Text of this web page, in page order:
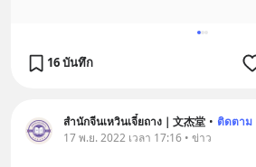
16 บันทึก
สำนักจีนเหวินเจี๋ยถาง｜文杰堂 • ติดตาม
17 พ.ย. 2022 เวลา 17:16 • ข่าว